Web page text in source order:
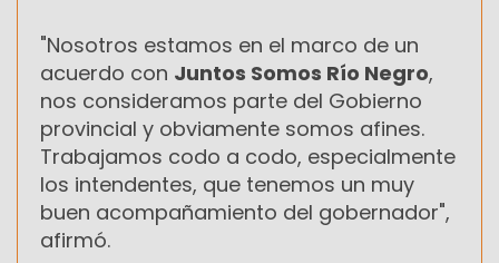
"Nosotros estamos en el marco de un
acuerdo con Juntos Somos Río Negro,
nos consideramos parte del Gobierno
provincial y obviamente somos afines.
Trabajamos codo a codo, especialmente
los intendentes, que tenemos un muy
buen acompañamiento del gobernador",
afirmó.